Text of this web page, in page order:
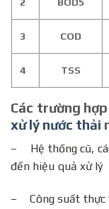
3 COD
4 TSS
Các trường
xử lý nước thải
– Hệ thống cũ,
đến hiệu quả xử lý
– Công suất thực